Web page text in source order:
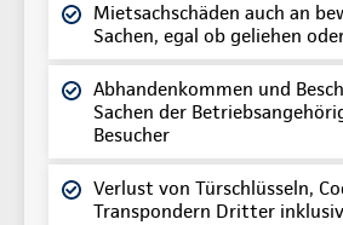
Mietsachschäden auch an
Sachen, egal ob geliehen
Abhandenkommen und
Sachen der
Besucher
Verlust von Türschlüsseln,
Transpondern Dritter